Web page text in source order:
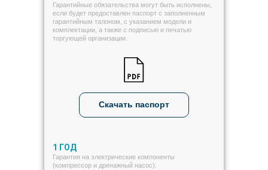
Гарантийные обязательства могут быть исполнены,
если будет предоставлен паспорт с заполненным
гарантийным талоном, с указанием модели и
комплектации, а также с подписью и печатью
торгующей организации.
Гарантия на электрические компоненты
(компрессор и дренажный насос).
1 ГОД
Скачать паспорт